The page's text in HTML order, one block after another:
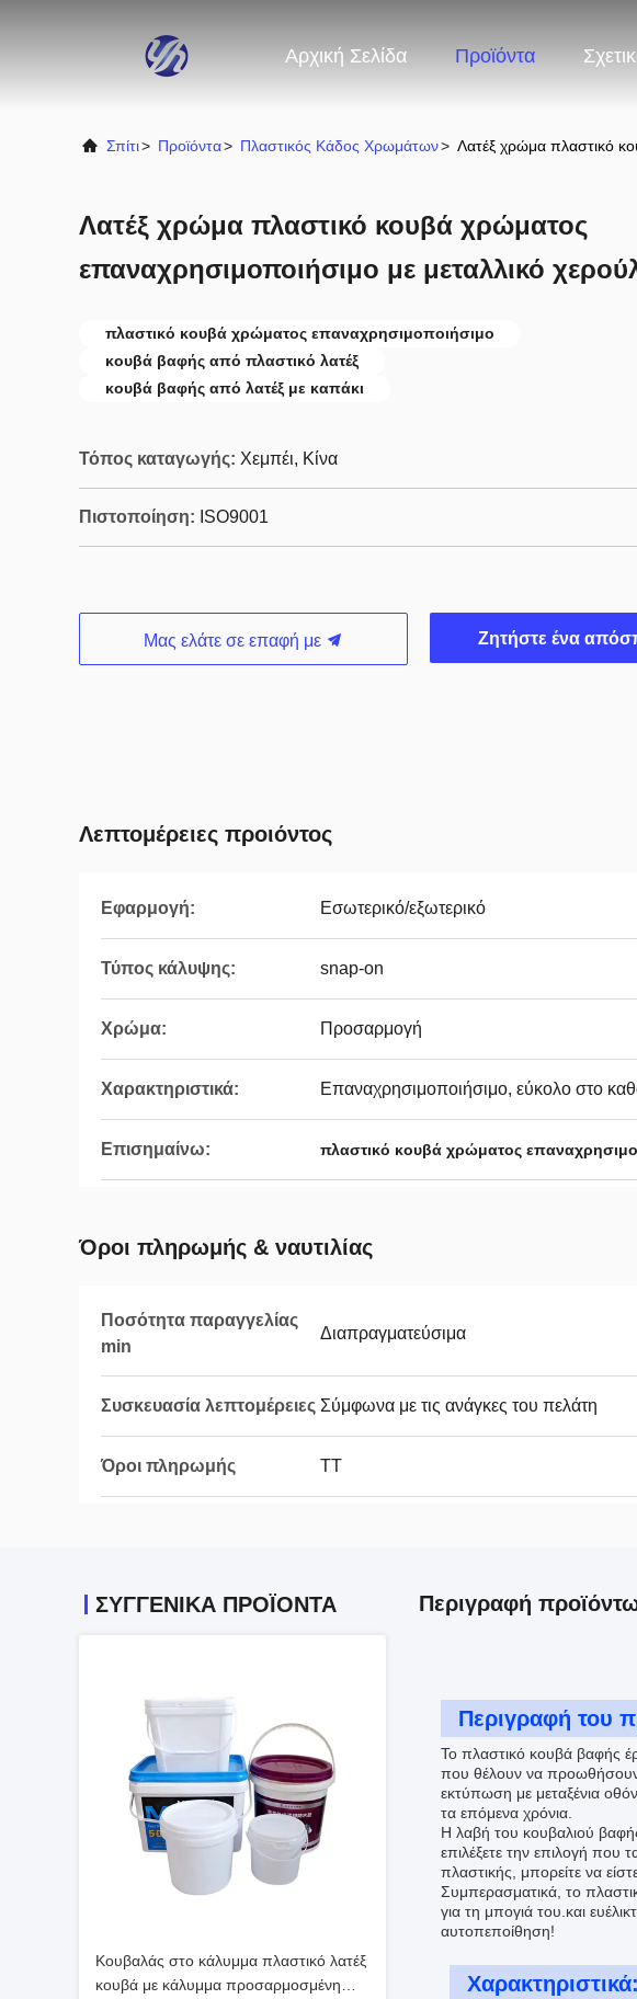
Αρχική Σελίδα Προϊόντα
Σπίτι> Προϊόντα> Πλαστικός Κάδος Χρωμάτων> Λατέξ χρώμα πλαστικό
Λατέξ χρώμα πλαστικό κουβά χρώματος
επαναχρησιμοποιήσιμο με μεταλλικό
πλαστικό κουβά χρώματος επαναχρησιμοποιήσιμο
κουβά βαφής από πλαστικό λατέξ
κουβά βαφής από λατέξ με καπάκι
Τόπος καταγωγής: Χεμπέι, Κίνα
Πιστοποίηση: ISO9001
Μας ελάτε σε επαφή με Ζητήστε ένα
Λεπτομέρειες προιόντος
Εφαρμογή: Εσωτερικό/εξωτερικό
Τύπος κάλυψης: snap-on
Χρώμα: Προσαρμογή
Χαρακτηριστικά: Επαναχρησιμοποιήσιμο, εύκολο στο
Επισημαίνω: πλαστικό κουβά χρώματος
Όροι πληρωμής & ναυτιλίας
Ποσότητα παραγγελίας
min
Διαπραγματεύσιμα
Συσκευασία λεπτομέρειες Σύμφωνα με τις ανάγκες του πελάτη
Όροι πληρωμής ΤΤ
ΣΥΓΓΕΝΙΚΆ ΠΡΟΪΌΝΤΑ
Κουβαλάς στο κάλυμμα πλαστικό λατέξ
κουβά με κάλυμμα προσαρμοσμένη
Περιγραφή
Περιγραφή του
Το πλαστικό κουβά βαφής
που θέλουν να προωθήσουν
εκτύπωση με μεταξένια
τα επόμενα χρόνια.
Η λαβή του κουβαλιού
επιλέξετε την επιλογή που
πλαστικής, μπορείτε να
Συμπερασματικά, το
για τη μπογιά του.και
αυτοπεποίθηση!
Χαρακτηριστικά: